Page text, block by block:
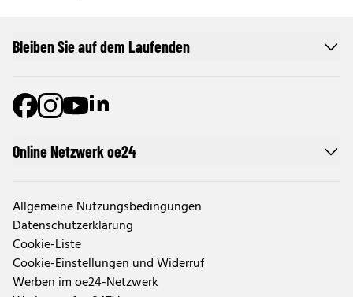
Online Netzwerk oe24
Allgemeine Nutzungsbedingungen
Datenschutzerklärung
Cookie-Liste
Cookie-Einstellungen und Widerruf
Werben im oe24-Netzwerk
Bleiben Sie auf dem Laufenden